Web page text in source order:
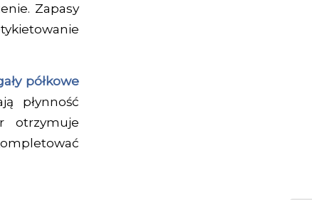
Zapasy
półkowe
płynność
otrzymuje